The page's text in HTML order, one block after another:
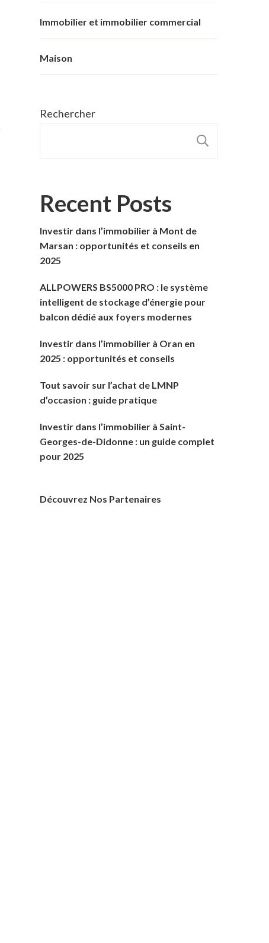
Immobilier et immobilier commercial
Maison
Rechercher
Recent Posts
Investir dans l’immobilier à Mont de
Marsan : opportunités et conseils en
2025
ALLPOWERS BS5000 PRO : le système
intelligent de stockage d’énergie pour
balcon dédié aux foyers modernes
Investir dans l’immobilier à Oran en
2025 : opportunités et conseils
Tout savoir sur l’achat de LMNP
d’occasion : guide pratique
Investir dans l’immobilier à Saint-
Georges-de-Didonne : un guide complet
pour 2025
Découvrez Nos Partenaires